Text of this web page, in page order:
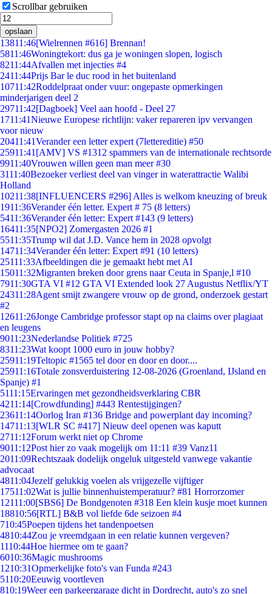
Scrollbar gebruiken
opslaan
13811:46[Wielrennen #616] Brennan!
5811:46Woningtekort: dus ga je woningen slopen, logisch
8211:44Afvallen met injecties #4
2411:44Prijs Bar le duc rood in het buitenland
10711:42Roddelpraat onder vuur: ongepaste opmerkingen
minderjarigen deel 2
29711:42[Dagboek] Veel aan hoofd - Deel 27
1711:41Nieuwe Europese richtlijn: vaker repareren ipv vervangen
voor nieuw
20411:41Verander een letter expert (7lettereditie) #50
25911:41 [AMV] VS #1312 spammers van de internationale rechtsorde
9911:40Vrouwen willen geen man meer #30
3111:40Bezoeker verliest deel van vinger in waterattractie Walibi
Holland
10211:38[INFLUENCERS #296] Alles is welkom kneuzing of breuk
1911:36Verander één letter. Expert # 75 (8 letters)
5411:36Verander één letter: Expert #143 (9 letters)
16411:35[NPO2] Zomergasten 2026 #1
5511:35Trump wil dat J.D. Vance hem in 2028 opvolgt
14711:34Verander één letter: Expert #91 (10 letters)
25111:33Afbeeldingen die je gemaakt hebt met AI
15011:32Migranten breken door grens naar Ceuta in Spanje,l #10
7911:30GTA VI #12 GTA VI Extended look 27 Augustus Netflix/YT
24311:28Agent smijt zwangere vrouw op de grond, onderzoek gestart
#2
12611:26Jonge Cambridge professor stapt op na claims over plagiaat
en leugens
9011:23Nederlandse Politiek #725
8311:23Wat koopt 1000 euro in jouw hobby?
25911:19Teltopic #1565 tel door en door en door....
25911:16Totale zonsverduistering 12-08-2026 (Groenland, IJsland en
Spanje) #1
5111:15Ervaringen met gezondheidsverklaring CBR
4211:14[Crowdfunding] #443 Rentestijgingen?
23611:14Oorlog Iran #136 Bridge and powerplant day incoming?
14711:13[WLR SC #417] Nieuw deel openen was kaputt
2711:12Forum werkt niet op Chrome
9011:12Post hier zo vaak mogelijk om 11:11 #39 Vanz11
2011:09Rechtszaak dodelijk ongeluk uitgesteld vanwege vakantie
advocaat
4811:04Jezelf gelukkig voelen als vrijgezelle vijftiger
17511:02Wat is jullie binnenhuistemperatuur? #81 Horrorzomer
12111:00[SBS6] De Bondgenoten #318 Een klein kusje moet kunnen
18810:56[RTL] B&B vol liefde 6de seizoen #4
710:45Poepen tijdens het tandenpoetsen
4810:44Zou je vreemdgaan in een relatie kunnen vergeven?
1110:44Hoe hiermee om te gaan?
6010:36Magic mushrooms
1210:31Opmerkelijke foto's van Funda #243
5110:20Eeuwig voortleven
810:19Weer een parkeergarage dicht in Dordrecht, auto's zo snel